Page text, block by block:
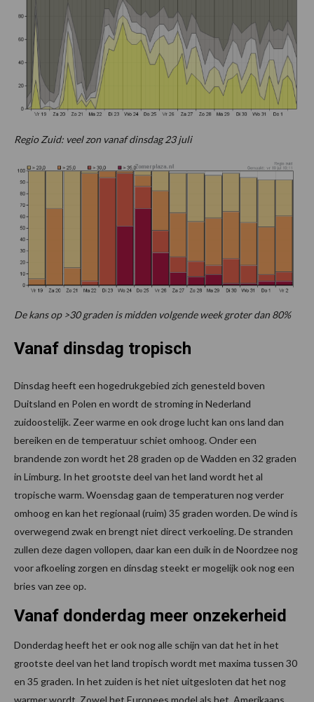
Regio Zuid: veel zon vanaf dinsdag 23 juli
De kans op >30 graden is midden volgende week groter dan 80%
Vanaf dinsdag tropisch
Dinsdag heeft een hogedrukgebied zich genesteld boven
Duitsland en Polen en wordt de stroming in Nederland
zuidoostelijk. Zeer warme en ook droge lucht kan ons land dan
bereiken en de temperatuur schiet omhoog. Onder een
brandende zon wordt het 28 graden op de Wadden en 32 graden
in Limburg. In het grootste deel van het land wordt het al
tropische warm. Woensdag gaan de temperaturen nog verder
omhoog en kan het regionaal (ruim) 35 graden worden. De wind is
overwegend zwak en brengt niet direct verkoeling. De stranden
zullen deze dagen vollopen, daar kan een duik in de Noordzee nog
voor afkoeling zorgen en dinsdag steekt er mogelijk ook nog een
bries van zee op.
Vanaf donderdag meer onzekerheid
Donderdag heeft het er ook nog alle schijn van dat het in het
grootste deel van het land tropisch wordt met maxima tussen 30
en 35 graden. In het zuiden is het niet uitgesloten dat het nog
warmer wordt. Zowel het Europees model als het Amerikaans